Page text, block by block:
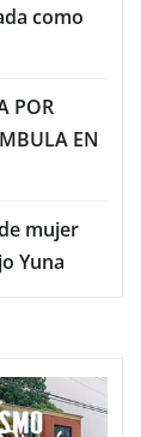
como
POR
EN
mujer
Yuna